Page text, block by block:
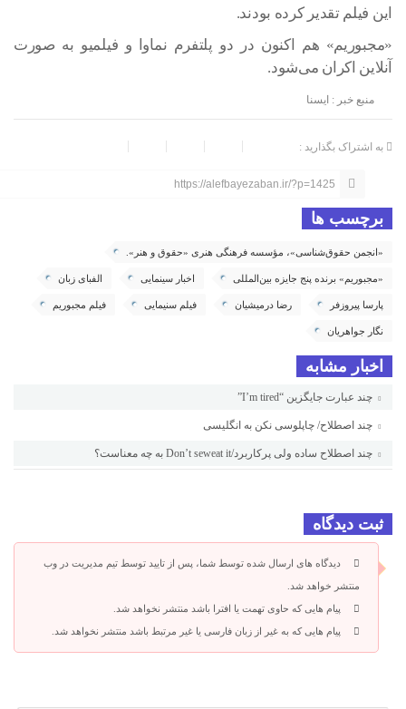
این فیلم تقدیر کرده بودند.
«مجبوریم» هم اکنون در دو پلتفرم نماوا و فیلمیو به صورت
آنلاین اکران می‌شود.
منبع خبر : ایسنا
به اشتراک بگذارید :
https://alefbayezaban.ir/?p=1425
برچسب ها
«انجمن حقوق‌شناسی»، مؤسسه فرهنگی هنری «حقوق و هنر».
«مجبوریم» برنده پنج جایزه بین‌المللی اخبار سینمایی الفبای زبان
پارسا پیروزفر رضا درمیشیان فیلم سنیمایی فیلم مجبوریم
نگار جواهریان
اخبار مشابه
چند عبارت جایگزین “I’m tired”
چند اصطلاح/ چاپلوسی نکن به انگلیسی
چند اصطلاح ساده ولی پرکاربرد/Don’t seweat it به چه معناست؟
ثبت دیدگاه
دیدگاه های ارسال شده توسط شما، پس از تایید توسط تیم مدیریت در وب
منتشر خواهد شد.
پیام هایی که حاوی تهمت یا افترا باشد منتشر نخواهد شد.
پیام هایی که به غیر از زبان فارسی یا غیر مرتبط باشد منتشر نخواهد شد.